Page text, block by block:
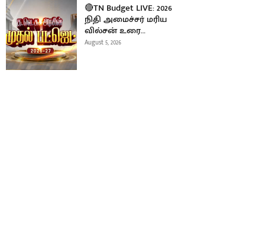
🔴TN Budget LIVE: 2026
நிதி அமைச்சர் மரிய
வில்சன் உரை…
August 5, 2026